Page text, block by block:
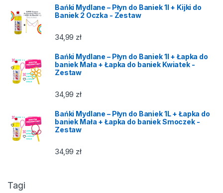
Bańki Mydlane – Płyn do Baniek 1l + Kijki do
Baniek 2 Oczka - Zestaw
34,99 zł
Bańki Mydlane – Płyn do Baniek 1l + Łapka do
baniek Mała + Łapka do baniek Kwiatek -
Zestaw
34,99 zł
Bańki Mydlane – Płyn do Baniek 1L + Łapka do
baniek Mała + Łapka do baniek Smoczek -
Zestaw
34,99 zł
Tagi